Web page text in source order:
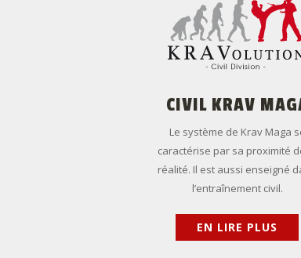
CIVIL KRAV
Le système de Krav Maga
caractérise par sa proximité
réalité. Il est aussi enseigné
l’entraînement civil.
EN LIRE PLUS